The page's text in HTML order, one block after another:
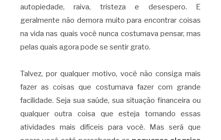
autopiedade, raiva, tristeza e desespero. E
geralmente não demora muito para encontrar coisas
na vida nas quais você nunca costumava pensar, mas
pelas quais agora pode se sentir grato.
Talvez, por qualquer motivo, você não consiga mais
fazer as coisas que costumava fazer com grande
facilidade. Seja sua saúde, sua situação financeira ou
qualquer outra coisa que esteja tornando essas
atividades mais difíceis para você. Mas será que